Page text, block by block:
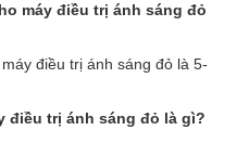
máy điều trị ánh sáng đỏ
điều trị ánh sáng đỏ là 5-
điều trị ánh sáng đỏ là gì?